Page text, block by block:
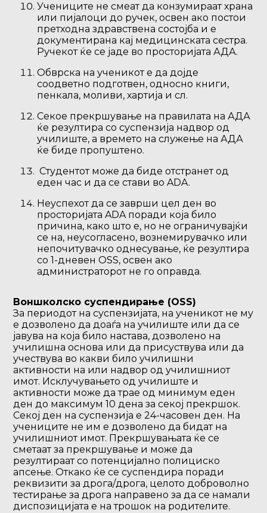
Учениците не смеат да конзумираат храна
или пијалоци до ручек, освен ако постои
претходна здравствена состојба и е
документирана кај медицинската сестра.
Ручекот ќе се јаде во просторијата АДА.
Обврска на ученикот е да дојде
соодветно подготвен, односно книги,
пенкала, моливи, хартија и сл.
Секое прекршување на правилата на АДА
ќе резултира со суспензија надвор од
училиште, а времето на служење на АДА
ќе биде пропуштено.
Студентот може да биде отстранет од
еден час и да се стави во ADA.
Неуспехот да се заврши цел ден во
просторијата ADA поради која било
причина, како што е, но не ограничувајќи
се на, неусогласено, вознемирувачко или
непочитувачко однесување, ќе резултира
со 1-дневен OSS, освен ако
администраторот не го оправда.
Воншколско суспендирање (OSS)
За периодот на суспензијата, на ученикот не му
е дозволено да доаѓа на училиште или да се
јавува на која било настава, дозволено на
училишна основа или да присуствува или да
учествува во какви било училишни
активности на или надвор од училишниот
имот. Исклучувањето од училиште и
активности може да трае од минимум еден
ден до максимум 10 дена за секој прекршок.
Секој ден на суспензија е 24-часовен ден. На
учениците не им е дозволено да бидат на
училишниот имот. Прекршувањата ќе се
сметаат за прекршување и може да
резултираат со потенцијално полициско
апсење. Откако ќе се суспендира поради
реквизити за дрога/дрога, целото доброволно
тестирање за дрога направено за да се намали
диспозицијата е на трошок на родителите.